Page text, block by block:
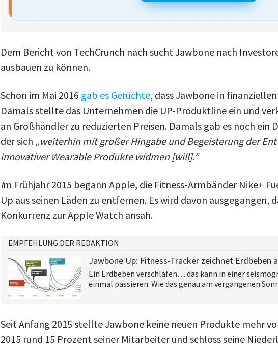
Dem Bericht von TechCrunch nach sucht Jawbone nach
ausbauen zu können.
Schon im Mai 2016 gab es Gerüchte, dass Jawbone in
Damals stellte das Unternehmen die UP-Produktline ein und
an Großhändler zu reduzierten Preisen. Damals gab es noch ein
der sich „weiterhin mit großer Hingabe und Begeisterung der
innovativer Wearable Produkte widmen [will].”
Im Frühjahr 2015 begann Apple, die Fitness-Armbänder Nike+
Up aus seinen Läden zu entfernen. Es wird davon ausgegangen,
Konkurrenz zur Apple Watch ansah.
EMPFEHLUNG DER REDAKTION
Jawbone Up: Fitness-Tracker zeichnet Erdbeben
Ein Erdbeben verschlafen… das kann in einer
einmal passieren. Wie das genau am vergangenen
Seit Anfang 2015 stellte Jawbone keine neuen Produkte mehr
2015 rund 15 Prozent seiner Mitarbeiter und schloss seine